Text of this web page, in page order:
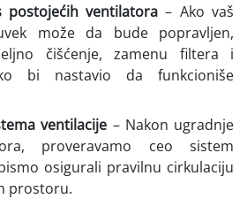
postojećih ventilatora – Ako vaš
može da bude popravljen,
čišćenje, zamenu filtera i
bi nastavio da funkcioniše
ventilacije – Nakon ugradnje
proveravamo ceo sistem
osigurali pravilnu cirkulaciju
prostoru.